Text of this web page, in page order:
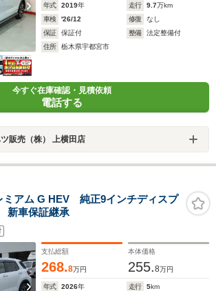
年式 2019年 走行 9.7万km
車検
'26/12 修復
なし
保証
保証付 整備
法定整備付
住所
栃木県宇都宮市
今すぐ在庫確認・見積依頼
電話する
販売（株） 上横田店
アム G HEV 純正9インチディスプ
車保証継承
支払総額
268.8万円
本体価格
255.8万円
年式 2026年 走行 5km